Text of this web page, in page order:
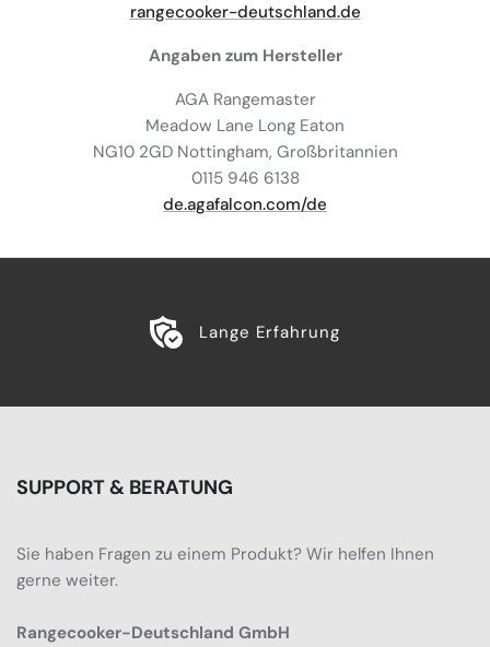
rangecooker-deutschland.de
Angaben zum Hersteller
AGA Rangemaster
Meadow Lane Long Eaton
NG10 2GD Nottingham, Großbritannien
0115 946 6138
de.agafalcon.com/de
Lange Erfahrung
SUPPORT & BERATUNG
Sie haben Fragen zu einem Produkt? Wir helfen Ihnen
gerne weiter.
Rangecooker-Deutschland GmbH